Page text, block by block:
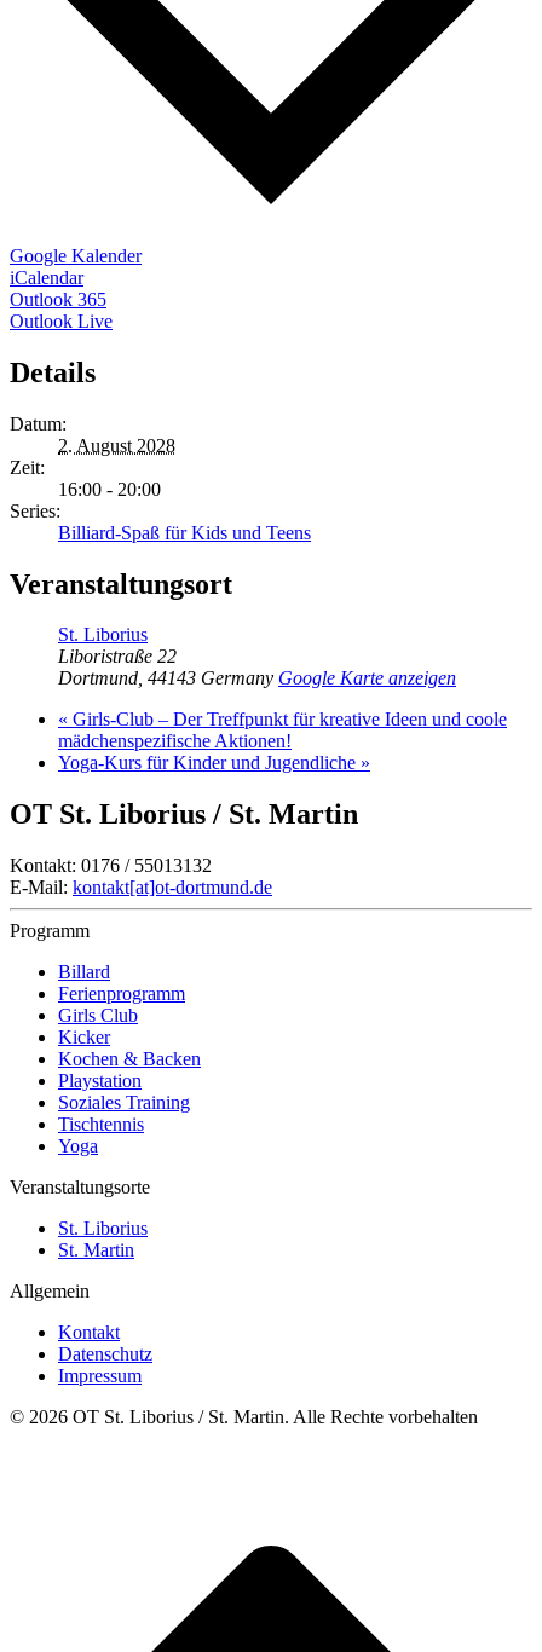
Google Kalender
iCalendar
Outlook 365
Outlook Live
Details
Datum:
2. August 2028
Zeit:
16:00 - 20:00
Series:
Billiard-Spaß für Kids und Teens
Veranstaltungsort
St. Liborius
Liboristraße 22
Dortmund, 44143 Germany Google Karte anzeigen
« Girls-Club – Der Treffpunkt für kreative Ideen und coole
mädchenspezifische Aktionen!
Yoga-Kurs für Kinder und Jugendliche »
OT St. Liborius / St. Martin
Kontakt: 0176 / 55013132
E-Mail: kontakt[at]ot-dortmund.de
Programm
Billard
Ferienprogramm
Girls Club
Kicker
Kochen & Backen
Playstation
Soziales Training
Tischtennis
Yoga
Veranstaltungsorte
St. Liborius
St. Martin
Allgemein
Kontakt
Datenschutz
Impressum
© 2026 OT St. Liborius / St. Martin. Alle Rechte vorbehalten